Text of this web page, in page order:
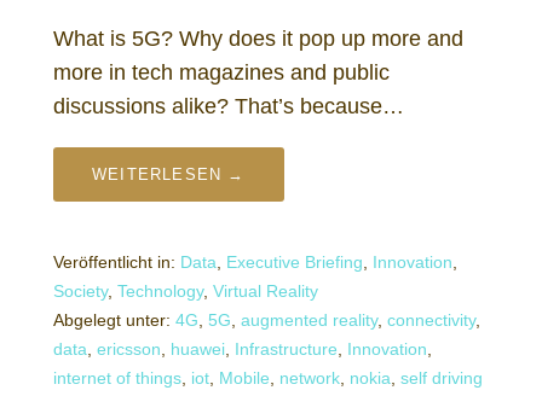
What is 5G? Why does it pop up more and
more in tech magazines and public
discussions alike? That’s because…
WEITERLESEN →
Veröffentlicht in: Data Executive Briefing Innovation
Society, Technology, Virtual Reality
Abgelegt unter: 4G 5G augmented reality, connectivity,
data ericsson huawei Infrastructure Innovation
internet of things iot Mobile network nokia self driving